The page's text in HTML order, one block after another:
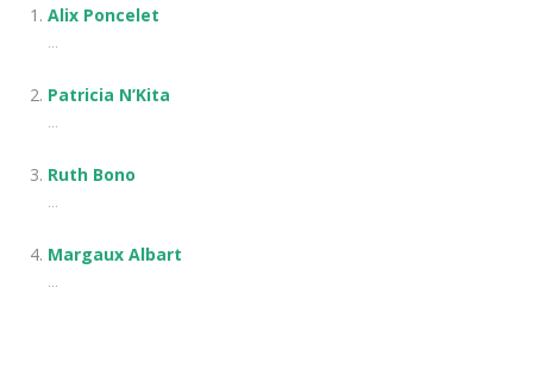
Alix Poncelet
...
Patricia N’Kita
...
Ruth Bono
...
Margaux Albart
...